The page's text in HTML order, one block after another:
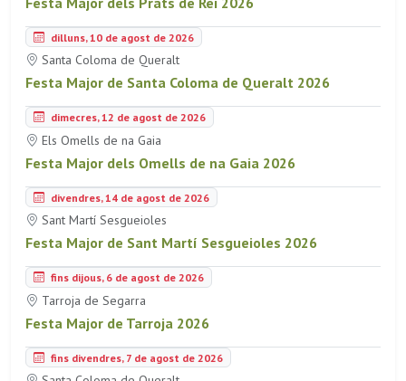
dilluns, 10 de agost de 2026
Santa Coloma de Queralt
Festa Major de Santa Coloma de Queralt 2026
dimecres, 12 de agost de 2026
Els Omells de na Gaia
Festa Major dels Omells de na Gaia 2026
divendres, 14 de agost de 2026
Sant Martí Sesgueioles
Festa Major de Sant Martí Sesgueioles 2026
fins dijous, 6 de agost de 2026
Tarroja de Segarra
Festa Major de Tarroja 2026
fins divendres, 7 de agost de 2026